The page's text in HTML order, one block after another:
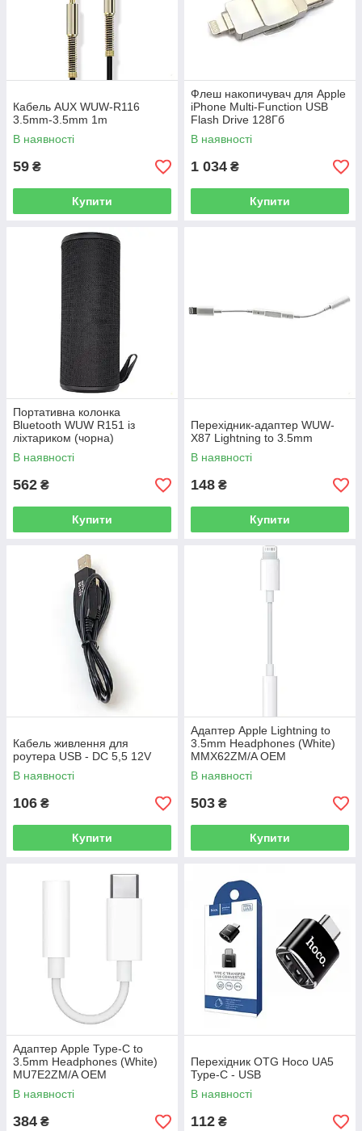
Кабель AUX WUW-R116
3.5mm-3.5mm 1m
В наявності
59 ₴
Купити
Флеш накопичувач для Apple
iPhone Multi-Function USB
Flash Drive 128Гб
В наявності
1 034 ₴
Купити
Портативна колонка
Bluetooth WUW R151 із
ліхтариком (чорна)
В наявності
562 ₴
Купити
Перехідник-адаптер WUW-
X87 Lightning to 3.5mm
В наявності
148 ₴
Купити
Кабель живлення для
роутера USB - DC 5,5 12V
В наявності
106 ₴
Купити
Адаптер Apple Lightning to
3.5mm Headphones (White)
MMX62ZM/A OEM
В наявності
503 ₴
Купити
Адаптер Apple Type-C to
3.5mm Headphones (White)
MU7E2ZM/A OEM
В наявності
384 ₴
Перехідник OTG Hoco UA5
Type-C - USB
В наявності
112 ₴